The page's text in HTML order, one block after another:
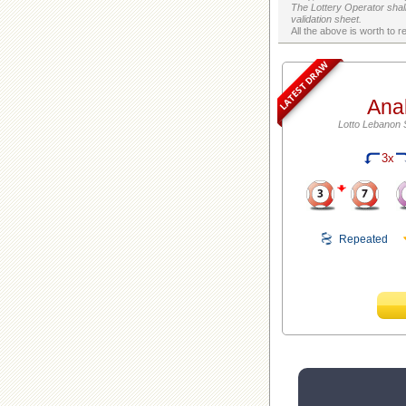
The Lottery Operator
validation sheet.
LATEST DRAW
Lotto Lebanon
3x
Repeated